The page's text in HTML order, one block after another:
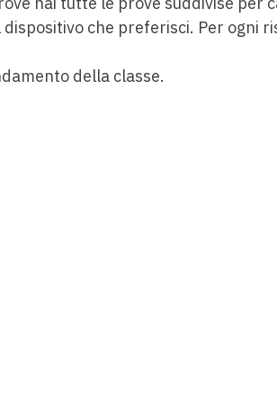
che preferisci. Per ogni
della classe.